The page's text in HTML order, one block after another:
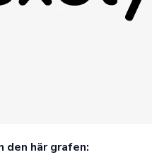
den här grafen: